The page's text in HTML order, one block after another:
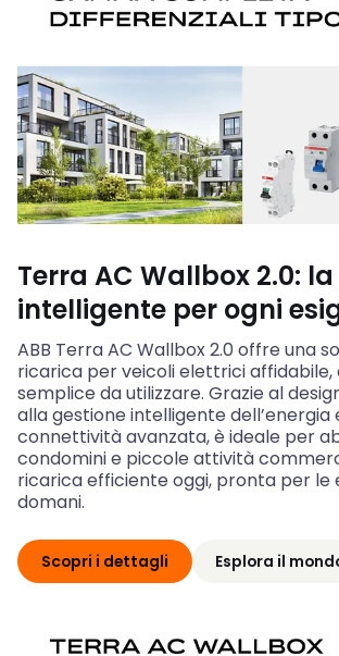
Terra AC Wallbox 2.0:
intelligente per ogni
ABB Terra AC Wallbox 2.0 offre una
ricarica per veicoli elettrici affidabile,
semplice da utilizzare. Grazie al
alla gestione intelligente dell’energia
connettività avanzata, è ideale per
condomini e piccole attività
ricarica efficiente oggi, pronta per le
domani.
Scopri i dettagli Esplora il